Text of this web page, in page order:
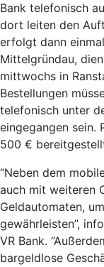
Bank telefonisch
dort leiten den
erfolgt dann
Mittelgründau,
mittwochs in
Bestellungen
telefonisch unter
eingegangen sein.
500 €
“Neben dem
auch mit weiteren
Geldautomaten,
gewährleisten”,
VR Bank.
bargeldlose